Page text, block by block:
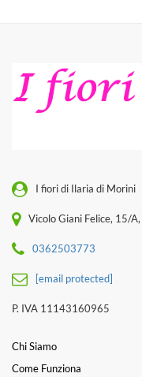
I fiori di Ilaria di Morini
Vicolo Giani Felice, 15/
0362503773
[email protected]
P. IVA 11143160965
Chi Siamo
Come Funziona